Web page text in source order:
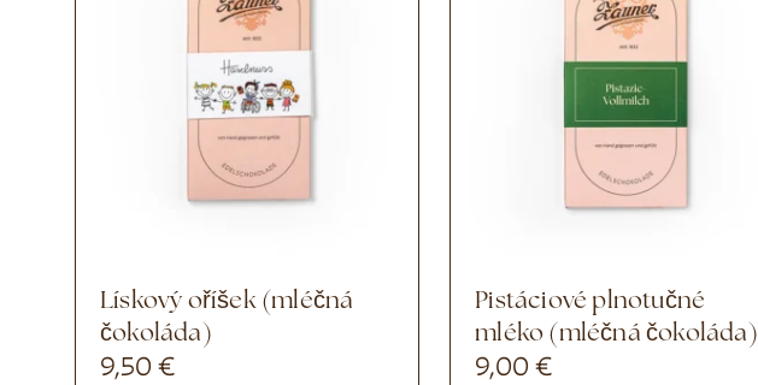
Lískový oříšek (mléčná
čokoláda)
9,50 €
Pistáciové plnotučné
mléko (mléčná čokoláda)
9,00€